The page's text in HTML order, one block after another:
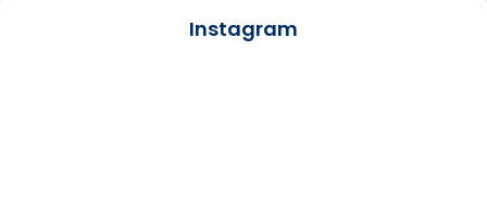
Arquebisbat de Barcelona
Instagram